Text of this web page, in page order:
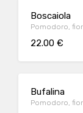
Boscaiola
Pomodoro,
22.00 €
Bufalina
Pomodoro,